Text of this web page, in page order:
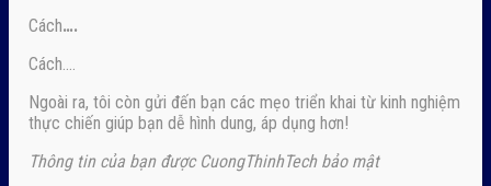
Cách….
Cách….
Ngoài ra, tôi còn gửi đến bạn các mẹo triển khai từ kinh nghiệm
thực chiến giúp bạn dễ hình dung, áp dụng hơn!
Thông tin của bạn được CuongThinhTech bảo mật